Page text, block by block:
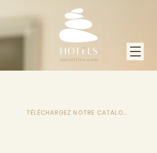
TÉLÉCHARGEZ NOTRE CATALOGUE